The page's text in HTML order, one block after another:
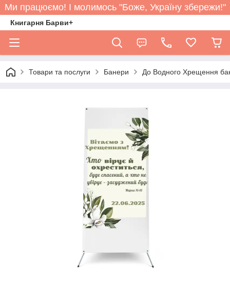
Ми працюємо! І молимось "Боже, Україну збережи!"
Книгарня Барви+
Товари та послуги Банери До Водного Хрещення